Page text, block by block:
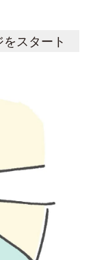
スタート